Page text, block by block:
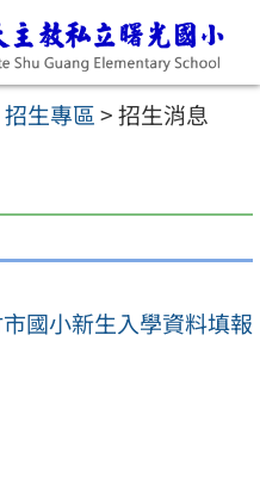
招生專區>招生消息
國小新生入學資料填報